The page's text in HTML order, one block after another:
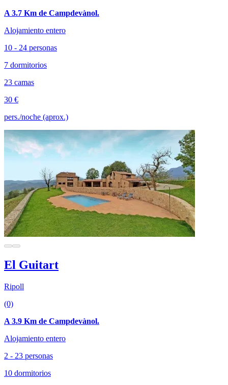
A 3.7 Km de Campdevànol.
Alojamiento entero
10 - 24 personas
7 dormitorios
23 camas
30 €
pers./noche (aprox.)
El Guitart
Ripoll
(0)
A 3.9 Km de Campdevànol.
Alojamiento entero
2 - 23 personas
10 dormitorios